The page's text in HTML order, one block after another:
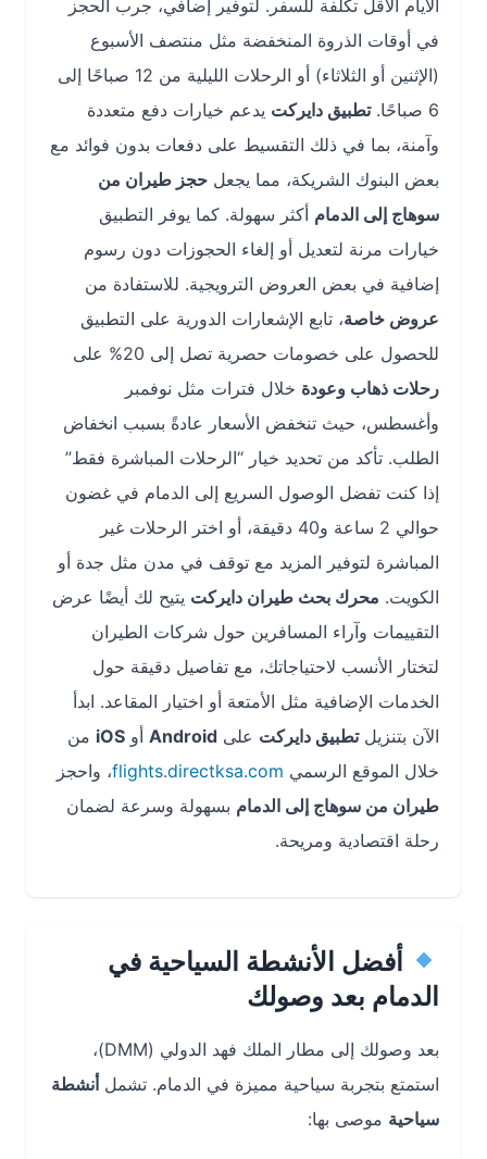
الأيام الأقل تكلفة للسفر. لتوفير إضافي، جرب الحجز
في أوقات الذروة المنخفضة مثل منتصف الأسبوع
(الإثنين أو الثلاثاء) أو الرحلات الليلية من 12 صباحًا إلى
تطبيق دايركتيدعم خيارات دفع متعددة
وآمنة، بما في ذلك التقسيط على دفعات بدون فوائد مع
بعض البنوك الشريكة، مما يجعل حجز طيران من
سوهاج إلى الدمامأكثر سهولة. كما يوفر التطبيق
خيارات مرنة لتعديل أو إلغاء الحجوزات دون رسوم
إضافية في بعض العروض الترويجية. للاستفادة من
عروض خاصة ، تابع الإشعارات الدورية على التطبيق
للحصول على خصومات حصرية تصل إلى 20% على
رحلات ذهاب وعودةخلال فترات مثل نوفمبر
وأغسطس، حيث تنخفض الأسعار عادةً بسبب انخفاض
الطلب. تأكد من تحديد خيار “الرحلات المباشرة فقط”
إذا كنت تفضل الوصول السريع إلى الدمام في غضون
حوالي 2 ساعة و40 دقيقة، أو اختر الرحلات غير
المباشرة لتوفير المزيد مع توقف في مدن مثل جدة أو
الكويت.محرك بحث طيران دايركتيتيح لك أيضًا عرض
التقييمات وآراء المسافرين حول شركات الطيران
لتختار الأنسب لاحتياجاتك، مع تفاصيل دقيقة حول
الخدمات الإضافية مثل الأمتعة أو اختيار المقاعد. ابدأ
الآن بتنزيلتطبيق دايركتعلىAndroidأوiOSمن
خلال الموقع الرسمي flights.directksa.com، واحجز
طيران من سوهاج إلى الدمامبسهولة وسرعة لضمان
رحلة اقتصادية ومريحة.
أفضل الأنشطة السياحية في
الدمام بعد وصولك
بعد وصولك إلى مطار الملك فهد الدولي (DMM)،
استمتع بتجربة سياحية مميزة في الدمام. تشملأنشطة
سياحيةموصى بها: